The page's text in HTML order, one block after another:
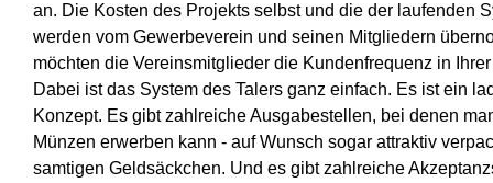
an. Die Kosten des Projekts selbst und die der laufenden
werden vom Gewerbeverein und seinen Mitgliedern
möchten die Vereinsmitglieder die Kundenfrequenz in
Dabei ist das System des Talers ganz einfach. Es ist ein
Konzept. Es gibt zahlreiche Ausgabestellen, bei denen
Münzen erwerben kann - auf Wunsch sogar attraktiv
samtigen Geldsäckchen. Und es gibt zahlreiche